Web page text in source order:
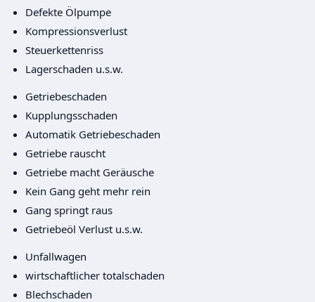
Defekte Ölpumpe
Kompressionsverlust
Steuerkettenriss
Lagerschaden u.s.w.
Getriebeschaden
Kupplungsschaden
Automatik Getriebeschaden
Getriebe rauscht
Getriebe macht Geräusche
Kein Gang geht mehr rein
Gang springt raus
Getriebeöl Verlust u.s.w.
Unfallwagen
wirtschaftlicher totalschaden
Blechschaden